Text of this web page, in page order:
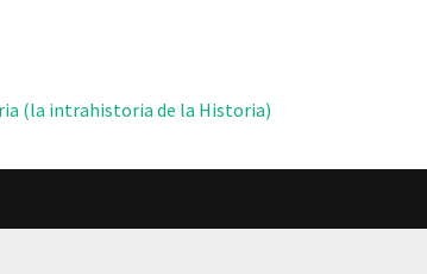
(la intrahistoria de la Historia)